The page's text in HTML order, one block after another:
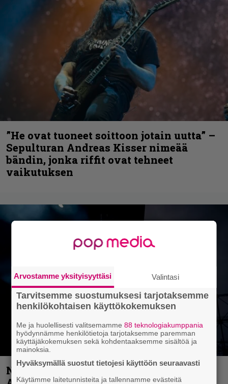
”He ovat tuoneet soittoon jotain uutta” –
Sepulturan Andreas Kisser nimeää
bändin, jonka riffit ovat tehneet
vaikutuksen
Näin lähtee Ghostin Tobias Forgelta
Arvostamme yksityisyyttäsi Valintasi
Tarvitsemme suostumuksesi tarjotaksemme
henkilökohtaisen käyttökokemuksen
Me ja huolellisesti valitsemamme88 teknologiakumppania
hyödynnämme henkilötietoja tarjotaksemme paremman
käyttäjäkokemuksen sekä kohdentaaksemme sisältöä ja
mainoksia.
Hyväksymällä suostut tietojesi käyttöön seuraavasti
Käytämme laitetunnisteita ja tallennamme evästeitä